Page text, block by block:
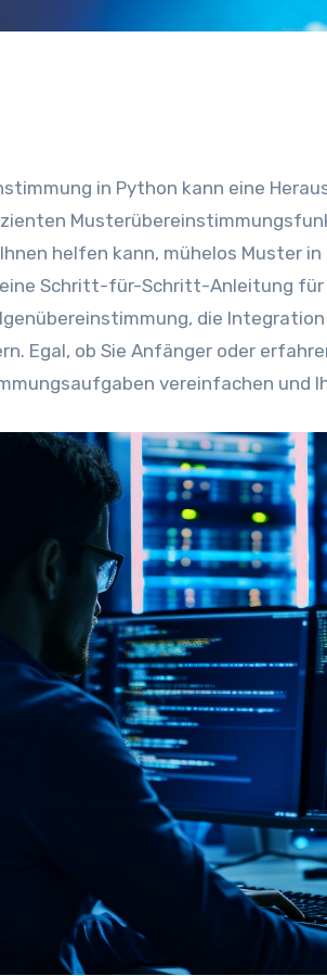
helfen kann, mühelos Muster
eine Schritt-für-Schritt-Anleitung
die
Egal, ob Sie Anfänger oder
vereinfachen und